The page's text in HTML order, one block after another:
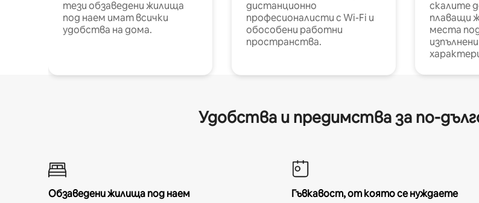
тези обзаведени жилища
под наем имат всички
удобства на дома.
дистанционно
професионалисти с Wi-Fi и
обособени работни
пространства.
скалите
плаващи
места
Удобства и предимства за по-
Обзаведени жилища под наем
Гъвкавост, от която се нуждаете